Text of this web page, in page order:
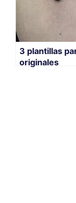
3 plantillas
originales